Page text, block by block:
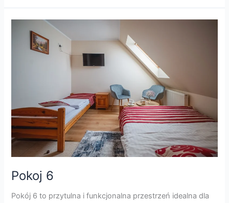
Pokoj 6
Pokój 6 to przytulna i funkcjonalna przestrzeń idealna dla